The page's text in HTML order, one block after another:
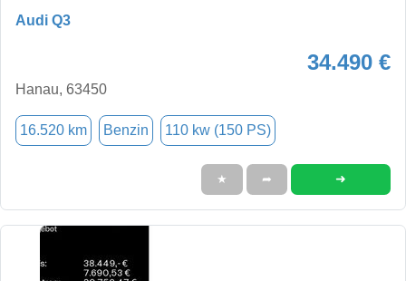
Audi Q3
34.490 €
Hanau, 63450
16.520 km Benzin 110 kw (150 PS)
★ ➦ ➜